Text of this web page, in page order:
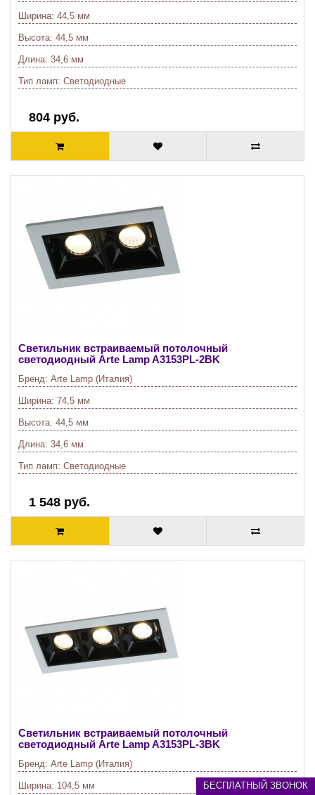
Ширина: 44,5 мм
Высота: 44,5 мм
Длина: 34,6 мм
Тип ламп: Светодиодные
804 руб.
Светильник встраиваемый потолочный
светодиодный Arte Lamp A3153PL-2BK
Бренд: Arte Lamp (Италия)
Ширина: 74,5 мм
Высота: 44,5 мм
Длина: 34,6 мм
Тип ламп: Светодиодные
1 548 руб.
Светильник встраиваемый потолочный
светодиодный Arte Lamp A3153PL-3BK
Бренд: Arte Lamp (Италия)
Ширина: 104,5 мм БЕСПЛАТНЫЙ ЗВОНОК